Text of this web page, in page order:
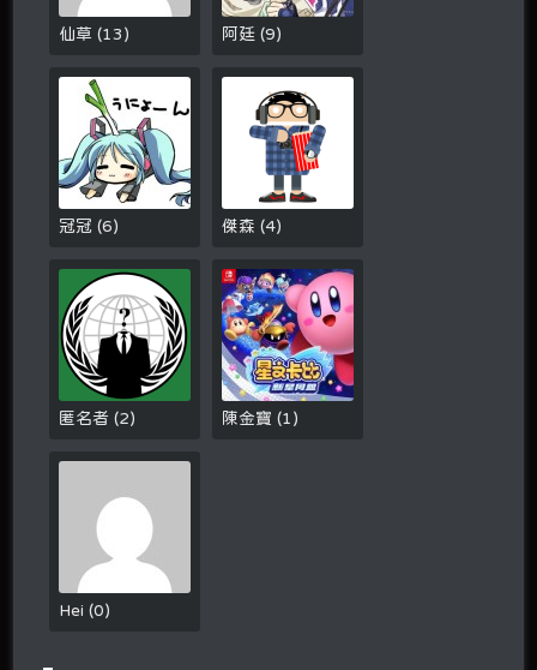
仙草(13 ) 阿廷(9)
冠冠(6) 傑森(4)
匿名者(2) 陳金寶(1 )
Hei(0)